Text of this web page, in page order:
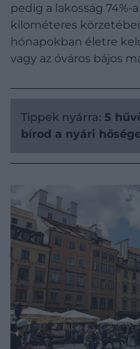
pedig a lakosság 74%-
kilométeres
hónapokban életre
vagy az óváros bájos
Tippek nyárra: 5
bírod a nyári